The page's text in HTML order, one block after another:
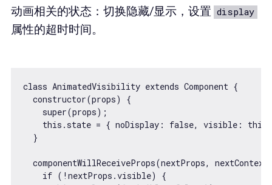
动画相关的状态：切换隐藏/显示，设置 display
属性的超时时间。
class AnimatedVisibility extends Component {
  constructor(props) {
    super(props);
this.state = { noDisplay: false, visible:
  }
componentWillReceiveProps(nextProps,
    if (!nextProps.visible) {